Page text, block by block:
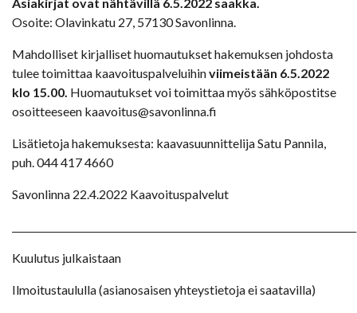
Osoite: Olavinkatu 27, 57130 Savonlinna.
Mahdolliset kirjalliset huomautukset hakemuksen johdosta
tulee toimittaa kaavoituspalveluihinviimeistään 6.5.2022
klo 15.00. Huomautukset voi toimittaa myös sähköpostitse
osoitteeseen kaavoitus@savonlinna.fi
Lisätietoja hakemuksesta: kaavasuunnittelija Satu Pannila,
puh. 044 417 4660
Savonlinna 22.4.2022 Kaavoituspalvelut
Kuulutus julkaistaan
Ilmoitustaululla (asianosaisen yhteystietoja ei saatavilla)